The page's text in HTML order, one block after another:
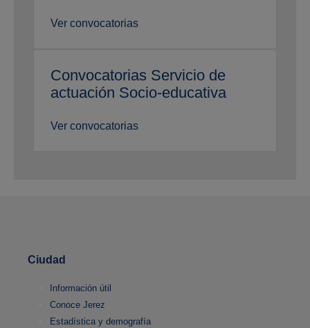
Ver convocatorias
Convocatorias Servicio de
actuación Socio-educativa
Ver convocatorias
Ciudad
Información útil
Conoce Jerez
Estadística y demografía